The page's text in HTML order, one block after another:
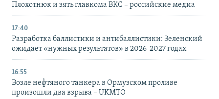
Плохотнюк и зять главкома ВКС – российские медиа
17:40
Разработка баллистики и антибаллистики: Зеленский
ожидает «нужных результатов» в 2026-2027 годах
16:55
Возле нефтяного танкера в Ормузском проливе
произошли два взрыва – UKMTO